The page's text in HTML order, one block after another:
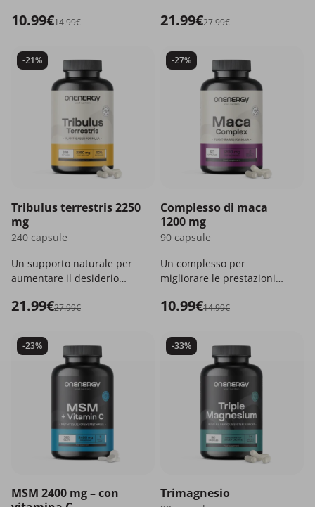
10.99€14.99€ 21.99€27.99€
-21%
Tribulus terrestris 2250
mg
240 capsule
Un supporto naturale per
aumentare il desiderio
rapporti intimi.
21.99€27.99€
-27%
Complesso di maca
1200 mg
90 capsule
Un complesso per
migliorare le prestazioni
10.99€14.99€
-23%
MSM 2400 mg – con
-33%
Trimagnesio